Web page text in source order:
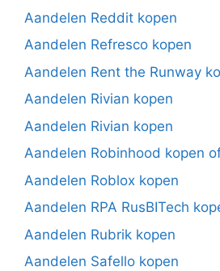
Aandelen Reddit kopen
Aandelen Refresco kopen
Aandelen Rent the Runway
Aandelen Rivian kopen
Aandelen Rivian kopen
Aandelen Robinhood kopen
Aandelen Roblox kopen
Aandelen RPA RusBITech
Aandelen Rubrik kopen
Aandelen Safello kopen